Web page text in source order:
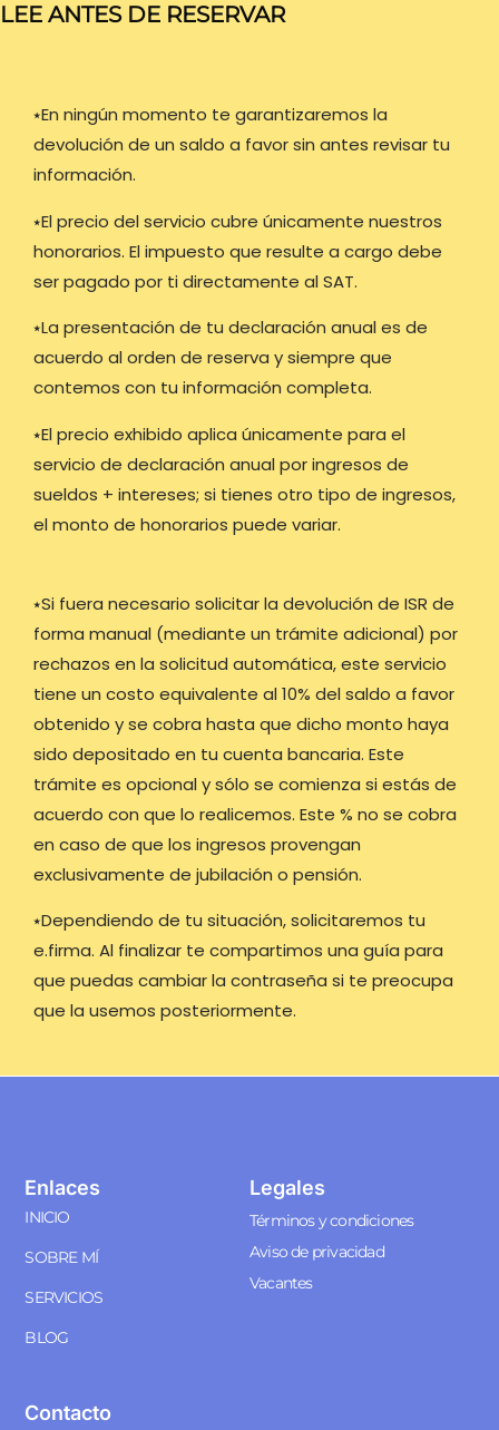
LEE ANTES DE RESERVAR
⭑En ningún momento te garantizaremos la
devolución de un saldo a favor sin antes revisar tu
información.
⭑El precio del servicio cubre únicamente nuestros
honorarios. El impuesto que resulte a cargo debe
ser pagado por ti directamente al SAT.
⭑La presentación de tu declaración anual es de
acuerdo al orden de reserva y siempre que
contemos con tu información completa.
⭑El precio exhibido aplica únicamente para el
servicio de declaración anual por ingresos de
sueldos + intereses; si tienes otro tipo de ingresos,
el monto de honorarios puede variar.
⭑Si fuera necesario solicitar la devolución de ISR de
forma manual (mediante un trámite adicional) por
rechazos en la solicitud automática, este servicio
tiene un costo equivalente al 10% del saldo a favor
obtenido y se cobra hasta que dicho monto haya
sido depositado en tu cuenta bancaria. Este
trámite es opcional y sólo se comienza si estás de
acuerdo con que lo realicemos. Este % no se cobra
en caso de que los ingresos provengan
exclusivamente de jubilación o pensión.
⭑Dependiendo de tu situación, solicitaremos tu
e.firma. Al finalizar te compartimos una guía para
que puedas cambiar la contraseña si te preocupa
que la usemos posteriormente.
Enlaces
INICIO
SOBRE MÍ
SERVICIOS
BLOG
Legales
Términos y condiciones
Aviso de privacidad
Vacantes
Contacto